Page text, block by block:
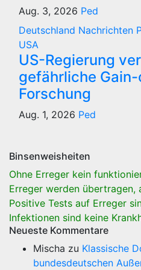
Aug. 3, 2026 Ped
Deutschland Nachrichten
USA
US-Regierung
gefährliche
Forschung
Aug. 1, 2026 Ped
Binsenweisheiten
Ohne Erreger kein
Erreger werden übertragen,
Positive Tests auf Erreger
Infektionen sind keine
Neueste Kommentare
Mischa zu Klassische
bundesdeutschen